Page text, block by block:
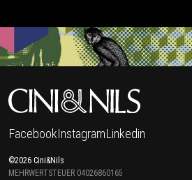
FacebookInstagramLinkedin
©2026 Cini&Nils
MEHRWERTSTEUER 04026860165